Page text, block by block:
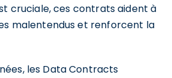
cruciale, ces contrats aident à
malentendus et renforcent la
les Data Contracts